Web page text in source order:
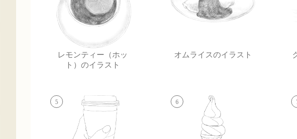
レモンティー（ホッ
ト）のイラスト
オムライスのイラスト
5 6